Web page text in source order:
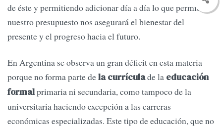
de éste y permitiendo adicionar día a día lo que permita
nuestro presupuesto nos asegurará el bienestar del
presente y el progreso hacia el futuro.
En Argentina se observa un gran déficit en esta materia
porque no forma parte dela currículade la educación
formalprimaria ni secundaria, como tampoco de la
universitaria haciendo excepción a las carreras
económicas especializadas. Este tipo de educación, que no